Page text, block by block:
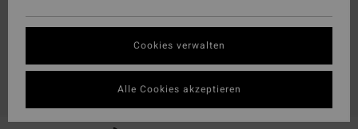
Cookies verwalten
Alle Cookies akzeptieren